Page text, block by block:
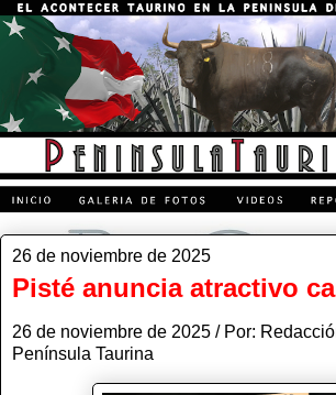
26 de noviembre de 2025
Pisté anuncia atractivo
26 de noviembre de 2025 / Por:
Península Taurina